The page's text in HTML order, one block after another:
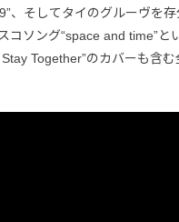
、そしてタイのグルーヴを存
コソング“space and time”と
Together”のカバーも含